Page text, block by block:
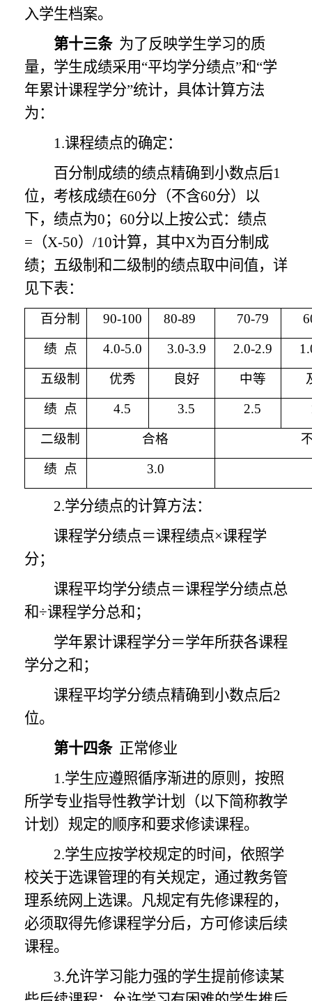
入学生档案。
第十三条 为了反映学生学习的质
量，学生成绩采用“平均学分绩点”和“学
年累计课程学分”统计，具体计算方法
为：
1.课程绩点的确定：
百分制成绩的绩点精确到小数点后1
位，考核成绩在60分（不含60分）以
下，绩点为0；60分以上按公式：绩点
=（X-50）/10计算，其中X为百分制成
绩；五级制和二级制的绩点取中间值，详
见下表：
百分制 90-100 80-89 70-79
绩 点 4.0-5.0 3.0-3.9 2.0-2.9
五级制 优秀 良好 中等
绩 点 4.5 3.5 2.5
二级制 合格
绩 点 3.0
2.学分绩点的计算方法：
课程学分绩点＝课程绩点×课程学
分；
课程平均学分绩点＝课程学分绩点总
和÷课程学分总和；
学年累计课程学分＝学年所获各课程
学分之和；
课程平均学分绩点精确到小数点后2
位。
第十四条 正常修业
1.学生应遵照循序渐进的原则，按照
所学专业指导性教学计划（以下简称教学
计划）规定的顺序和要求修读课程。
2.学生应按学校规定的时间，依照学
校关于选课管理的有关规定，通过教务管
理系统网上选课。凡规定有先修课程的，
必须取得先修课程学分后，方可修读后续
课程。
3.允许学习能力强的学生提前修读某